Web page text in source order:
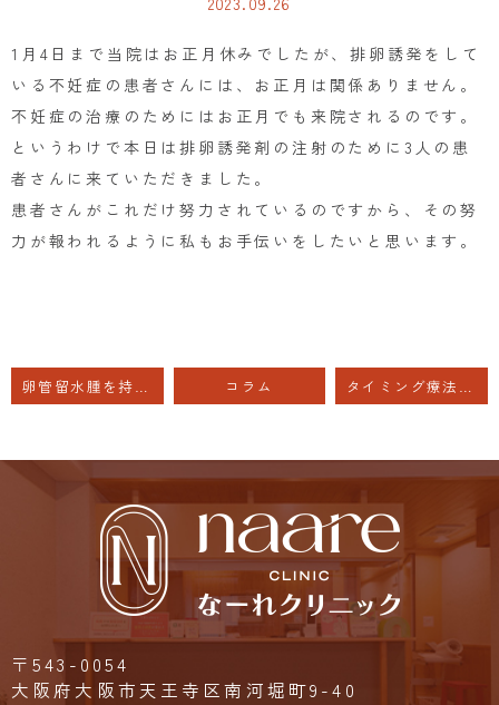
1月4日まで当院はお正月休みでしたが、排卵誘発をして
いる不妊症の患者さんには、お正月は関係ありません。
不妊症の治療のためにはお正月でも来院されるのです。
というわけで本日は排卵誘発剤の注射のために3人の患
者さんに来ていただきました。
患者さんがこれだけ努力されているのですから、その努
力が報われるように私もお手伝いをしたいと思います。
卵管留水腫を持っている方は体外受精をしても着床率が低い？ コラム タイミング療法とは排卵誘発治療をせず、性交渉のタイミングを取ること
〒543-0054
大阪府大阪市天王寺区南河堀町9-40